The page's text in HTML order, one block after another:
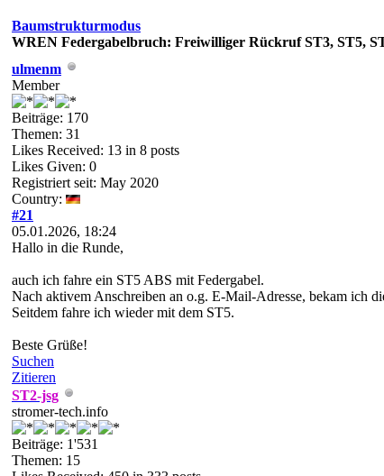
Baumstrukturmodus
WREN Federgabelbruch: Freiwilliger Rückruf ST3, ST5,
ulmenm
Member
Beiträge: 170
Themen: 31
Likes Received: 13 in 8 posts
Likes Given: 0
Registriert seit: May 2020
Country:
#21
05.01.2026, 18:24
Hallo in die Runde,
auch ich fahre ein ST5 ABS mit Federgabel.
Nach aktivem Anschreiben an o.g. E-Mail-Adresse, bekam ich
Seitdem fahre ich wieder mit dem ST5.
Beste Grüße!
Suchen
Zitieren
ST2-jsg
stromer-tech.info
Beiträge: 1'531
Themen: 15